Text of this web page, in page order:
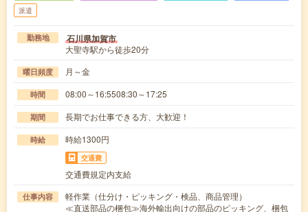
派遣
勤務地 石川県加賀市
大聖寺駅から徒歩20分
曜日頻度 月～金
時間 08:00～16:5508:30～17:25
期間 長期でお仕事できる方、大歓迎！
時給 時給1300円
交通費
交通費規定内支給
仕事内容
軽作業（仕分け・ピッキング・検品、商品管理）
≪直送部品の梱包≫海外輸出向けの部品のピッキング、梱包